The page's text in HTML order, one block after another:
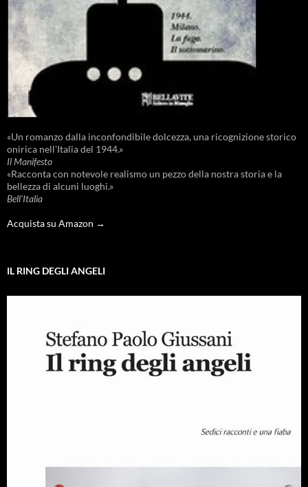
«Un romanzo dalla inconfondibile dolcezza, una ricognizione storico
onirica nell'Italia del 1944.»
Il Manifesto
«Racconta con notevole realismo un pezzo della nostra storia e la
bellezza di alcuni luoghi.»
Bell'Italia
Acquista su Amazon →
IL RING DEGLI ANGELI